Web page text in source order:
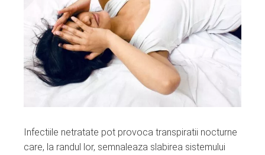
Infectiile netratate pot provoca transpiratii nocturne
care, la randul lor, semnaleaza slabirea sistemului